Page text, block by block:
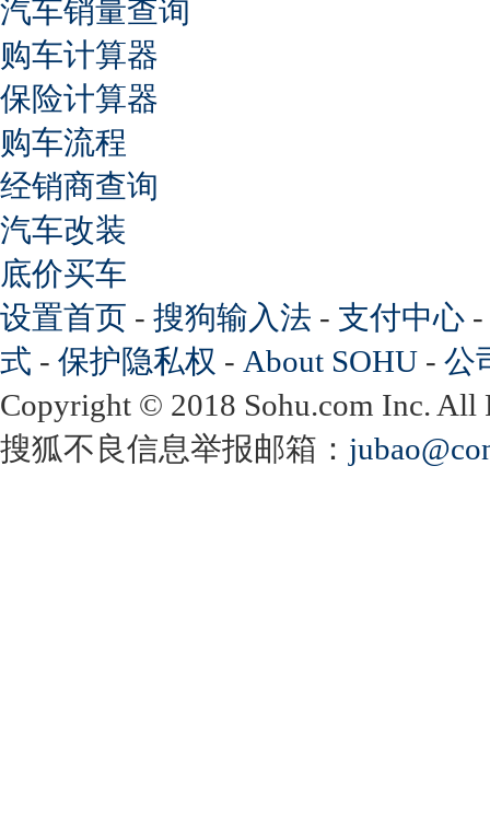
汽车销量查询
购车计算器
保险计算器
购车流程
经销商查询
汽车改装
底价买车
设置首页 - 搜狗输入法 - 支付中心 -
式 - 保护隐私权 - About SOHU - 公
Copyright © 2018 Sohu.com Inc.
搜狐不良信息举报邮箱：